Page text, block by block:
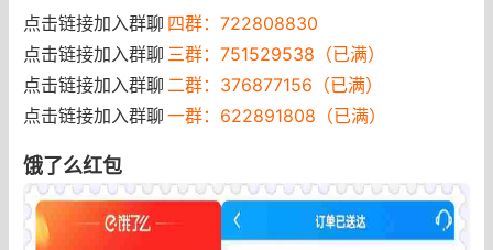
点击链接加入群聊 四群：722808830
点击链接加入群聊 三群：751529538（已满）
点击链接加入群聊 二群：376877156（已满）
点击链接加入群聊 一群：622891808（已满）
饿了么红包